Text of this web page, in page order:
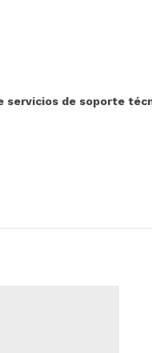
servicios de soporte